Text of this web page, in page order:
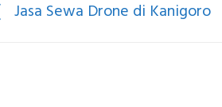
Jasa Sewa Drone di Kanigoro